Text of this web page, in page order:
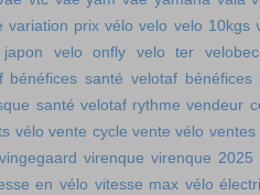
variation prix vélo velo velo 10kgs
velo onfly velo ter
bénéfices santé velotaf
santé velotaf rythme vendeur
vélo vente cycle vente vélo ventes
vingegaard virenque virenque 2025
en vélo vitesse max vélo